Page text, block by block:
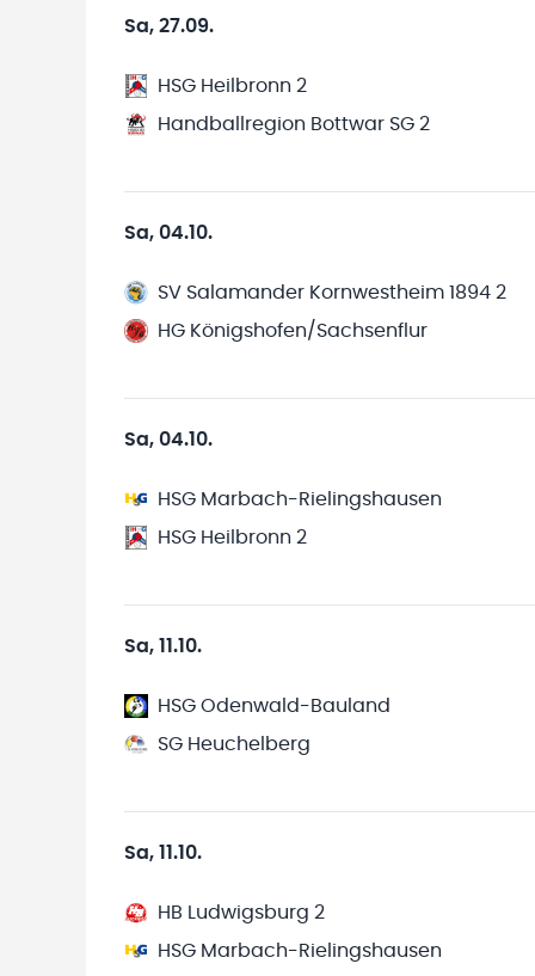
Sa, 27.09.
HSG Heilbronn 2
Handballregion Bottwar SG 2
Sa, 04.10.
SV Salamander Kornwestheim 1894 2
HG Königshofen/Sachsenflur
Sa, 04.10.
HSG Marbach-Rielingshausen
HSG Heilbronn 2
Sa, 11.10.
HSG Odenwald-Bauland
SG Heuchelberg
Sa, 11.10.
HB Ludwigsburg 2
HSG Marbach-Rielingshausen